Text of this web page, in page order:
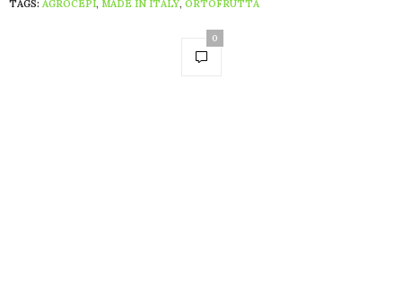
TAGS: AGROCEPI, MADE IN ITALY, ORTOFRUTTA
0